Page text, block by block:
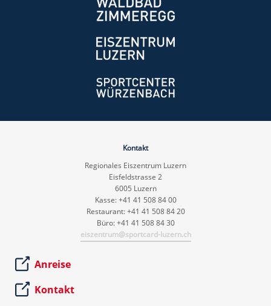
Kontakt
Regionales Eiszentrum Luzern
Eisfeldstrasse 2
6005 Luzern
Kasse: +41 41 508 84 00
Restaurant: +41 41 508 84 20
Büro: +41 41 508 84 30
eiszentrum@sportcard-luzern.ch
Anreise
Kontakt